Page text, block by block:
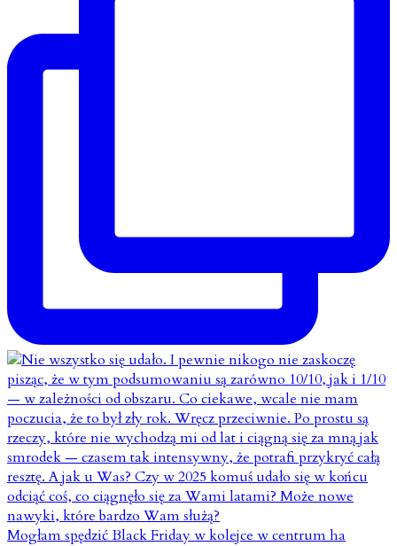
Mogłam spędzić Black Friday w kolejce w centrum ha